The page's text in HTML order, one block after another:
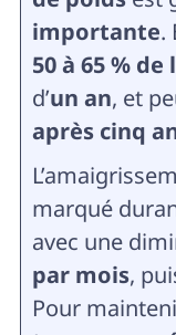
importante.
50 à 65 % de
d’un an, et
après cinq
marqué
avec une
par mois,
Pour